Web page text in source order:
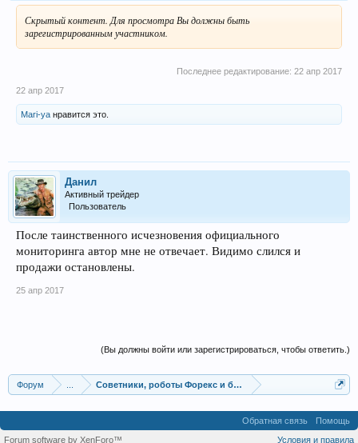
Скрытый контент. Для просмотра Вы должны быть
зарегистрированным участником.
Последнее редактирование: 22 апр 2017
22 апр 2017
Mari-ya нравится это.
Данил
Активный трейдер
Пользователь
После таинственного исчезновения официального
мониторинга автор мне не отвечает. Видимо слился и
продажи остановлены.
25 апр 2017
(Вы должны войти или зарегистрироваться, чтобы ответить.)
Форум Советники, роботы Форекс и бинарных опционов
Обратная связь
Помощь
Условия и правила
Forum software by XenForo™